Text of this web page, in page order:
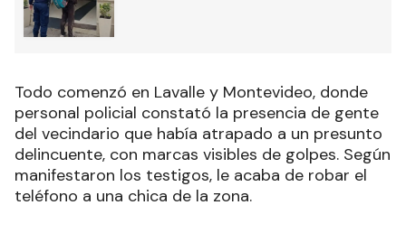
Todo comenzó en Lavalle y Montevideo, donde
personal policial constató la presencia de gente
del vecindario que había atrapado a un presunto
delincuente, con marcas visibles de golpes. Según
manifestaron los testigos, le acaba de robar el
teléfono a una chica de la zona.